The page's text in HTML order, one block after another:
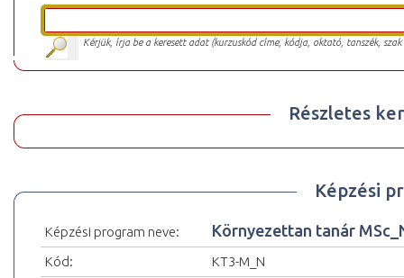
Kérjük, írja be a keresett adat (kurzuskód címe, kódja, oktató, tanszék,
Részletes
Képzési
Képzési program neve: Környezettan tanár
Kód:
KT3-M_N